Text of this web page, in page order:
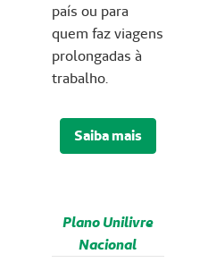
país ou para
quem faz viagens
prolongadas à
trabalho.
Saiba mais
Plano Unilivre
Nacional